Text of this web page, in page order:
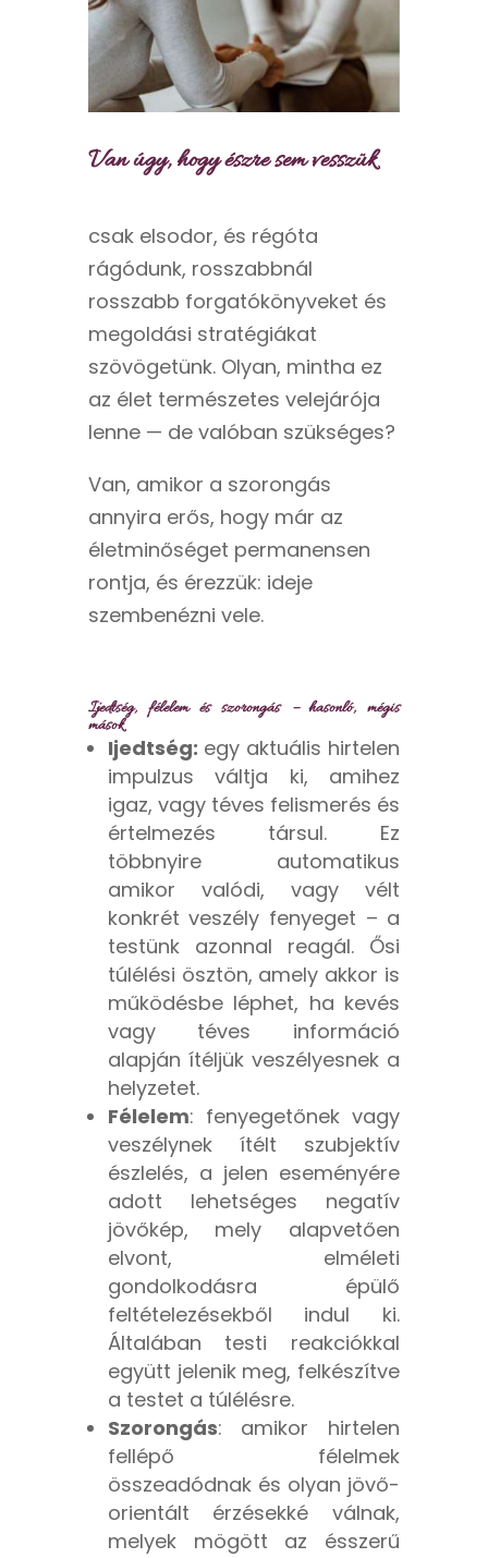
Van úgy, hogy észre sem vesszük
csak elsodor, és régóta
rágódunk, rosszabbnál
rosszabb forgatókönyveket és
megoldási stratégiákat
szövögetünk. Olyan, mintha ez
az élet természetes velejárója
lenne — de valóban szükséges?
Van, amikor a szorongás
annyira erős, hogy már az
életminőséget permanensen
rontja, és érezzük: ideje
szembenézni vele.
Ijedtség, félelem és szorongás – hasonló, mégis
mások
Ijedtség: egy aktuális hirtelen
impulzus váltja ki, amihez
igaz, vagy téves felismerés és
értelmezés társul. Ez
többnyire automatikus
amikor valódi, vagy vélt
konkrét veszély fenyeget – a
testünk azonnal reagál. Ősi
túlélési ösztön, amely akkor is
működésbe léphet, ha kevés
vagy téves információ
alapján ítéljük veszélyesnek a
helyzetet.
Félelem: fenyegetőnek vagy
veszélynek ítélt szubjektív
észlelés, a jelen eseményére
adott lehetséges negatív
jövőkép, mely alapvetően
elvont, elméleti
gondolkodásra épülő
feltételezésekből indul ki.
Általában testi reakciókkal
együtt jelenik meg, felkészítve
a testet a túlélésre.
Szorongás: amikor hirtelen
fellépő félelmek
összeadódnak és olyan jövő-
orientált érzésekké válnak,
melyek mögött az ésszerű